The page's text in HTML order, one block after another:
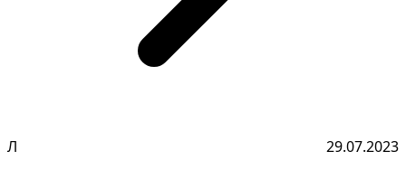
Л
29.07.2023